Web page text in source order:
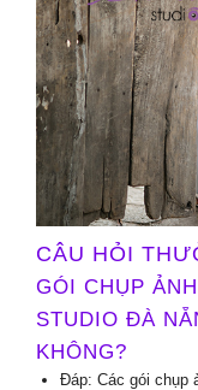
CÂU HỎI
GÓI CHỤP
STUDIO ĐÀ
KHÔNG?
Đáp: Các gói chụp